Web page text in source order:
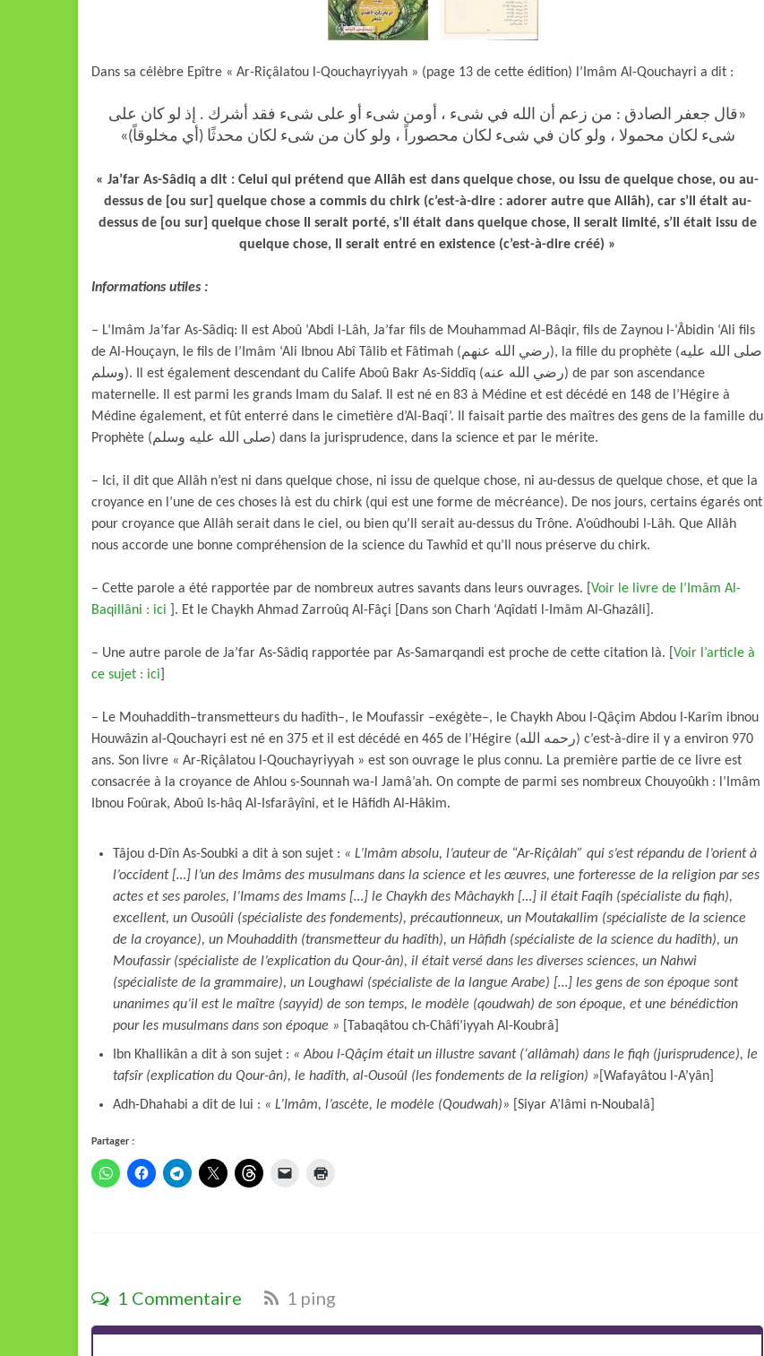
Dans sa célèbre Epître « Ar-Riçâlatou l-Qouchayriyyah » (page 13 de cette édition) l’Imâm Al-Qouchayri a dit :
«قال جعفر الصادق : من زعم أن الله في شىء ، أومن شىء أو على شىء فقد أشرك . إذ لو كان على
شىء لكان محمولا ، ولو كان في شىء لكان محصوراً ، ولو كان من شىء لكان محدثًا (أي مخلوقاً)»
« Ja’far As-Sâdiq a dit : Celui qui prétend que Allâh est dans quelque chose, ou issu de quelque chose, ou au-
dessus de [ou sur] quelque chose a commis du chirk (c’est-à-dire : adorer autre que Allâh), car s’Il était au-
dessus de [ou sur] quelque chose Il serait porté, s’Il était dans quelque chose, Il serait limité, s’Il était issu de
quelque chose, Il serait entré en existence (c’est-à-dire créé) »
Informations utiles :
– L’Imâm Ja’far As-Sâdiq: Il est Aboû ‘Abdi l-Lâh, Ja’far fils de Mouhammad Al-Bâqir, fils de Zaynou l-‘Âbidin ‘Ali fils
de Al-Houçayn, le fils de l’Imâm ‘Ali Ibnou Abî Tâlib et Fâtimah (رضي الله عنهم), la fille du prophète (صلى الله عليه
وسلم). Il est également descendant du Calife Aboû Bakr As-Siddîq (رضي الله عنه) de par son ascendance
maternelle. Il est parmi les grands Imam du Salaf. Il est né en 83 à Médine et est décédé en 148 de l’Hégire à
Médine également, et fût enterré dans le cimetière d’Al-Baqî’. Il faisait partie des maîtres des gens de la famille du
Prophète (صلى الله عليه وسلم) dans la jurisprudence, dans la science et par le mérite.
– Ici, il dit que Allâh n’est ni dans quelque chose, ni issu de quelque chose, ni au-dessus de quelque chose, et que la
croyance en l’une de ces choses là est du chirk (qui est une forme de mécréance). De nos jours, certains égarés ont
pour croyance que Allâh serait dans le ciel, ou bien qu’Il serait au-dessus du Trône. A’oûdhoubi l-Lâh. Que Allâh
nous accorde une bonne compréhension de la science du Tawhîd et qu’Il nous préserve du chirk.
– Cette parole a été rapportée par de nombreux autres savants dans leurs ouvrages. [ Voir le livre de l’Imâm Al-
Baqillâni : ici
]. Et le Chaykh Ahmad Zarroûq Al-Fâçi [Dans son Charh ‘Aqîdati l-Imâm Al-Ghazâli].
– Une autre parole de Ja’far As-Sâdiq rapportée par As-Samarqandi est proche de cette citation là. [ Voir l’article à
ce sujet : ici
– Le Mouhaddith–transmetteurs du hadîth–, le Moufassir –exégète–, le Chaykh Abou l-Qâçim Abdou l-Karîm ibnou
Houwâzin al-Qouchayri est né en 375 et il est décédé en 465 de l’Hégire (رحمه الله) c’est-à-dire il y a environ 970
ans. Son livre « Ar-Riçâlatou l-Qouchayriyyah » est son ouvrage le plus connu. La première partie de ce livre est
consacrée à la croyance de Ahlou s-Sounnah wa-l Jamâ’ah. On compte de parmi ses nombreux Chouyoûkh : l’Imâm
Ibnou Foûrak, Aboû Is-hâq Al-Isfarâyîni, et le Hâfidh Al-Hâkim.
Tâjou d-Dîn As-Soubki a dit à son sujet : « L’Imâm absolu, l’auteur de “Ar-Riçâlah” qui s’est répandu de l’orient à
l’occident […] l’un des Imâms des musulmans dans la science et les œuvres, une forteresse de la religion par ses
actes et ses paroles, l’Imams des Imams […] le Chaykh des Mâchaykh […] il était Faqîh (spécialiste du fiqh),
excellent, un Ousoûli (spécialiste des fondements), précautionneux, un Moutakallim (spécialiste de la science
de la croyance), un Mouhaddith (transmetteur du hadîth), un Hâfidh (spécialiste de la science du hadîth), un
Moufassir (spécialiste de l’explication du Qour-ân), il était versé dans les diverses sciences, un Nahwi
(spécialiste de la grammaire), un Loughawi (spécialiste de la langue Arabe) […] les gens de son époque sont
unanimes qu’il est le maître (sayyid) de son temps, le modèle (qoudwah) de son époque, et une bénédiction
pour les musulmans dans son époque »
[Tabaqâtou ch-Châfi’iyyah Al-Koubrâ]
Ibn Khallikân a dit à son sujet : « Abou l-Qâçim était un illustre savant (‘allâmah) dans le fiqh (jurisprudence), le
tafsîr (explication du Qour-ân), le hadîth, al-Ousoûl (les fondements de la religion) » [Wafayâtou l-A’yân]
Adh-Dhahabi a dit de lui : « L’Imâm, l’ascète, le modèle (Qoudwah)» [Siyar A’lâmi n-Noubalâ]
Partager :
1 Commentaire 1 ping